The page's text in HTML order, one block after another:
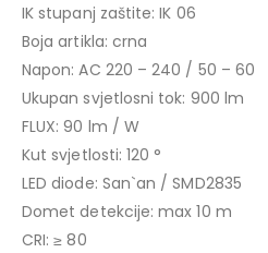
IK stupanj zaštite: IK 06
Boja artikla: crna
Napon: AC 220 – 240 / 50 – 60
Ukupan svjetlosni tok: 900 lm
FLUX: 90 lm / W
Kut svjetlosti: 120 °
LED diode: San`an / SMD2835
Domet detekcije: max 10 m
CRI: ≥ 80